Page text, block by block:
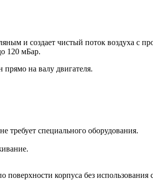
и создает чистый поток воздуха с
120 мБар.
на валу двигателя.
требует специального оборудования.
корпуса без использования